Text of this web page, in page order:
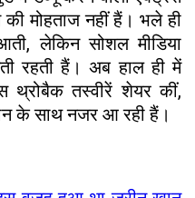
मोहताज नहीं हैं। भले ही
लेकिन सोशल मीडिया
रहती हैं। अब हाल ही में
तस्वीरें शेयर कीं,
के साथ नजर आ रही हैं।